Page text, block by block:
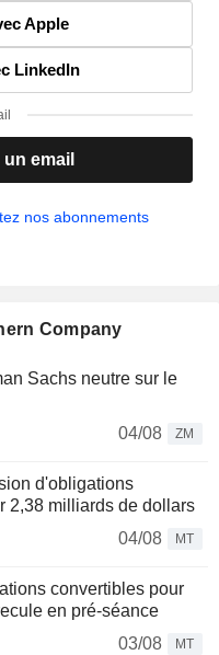
Apple
LinkedIn
email
nos abonnements
Company
Sachs neutre sur le
04/08
ZM
d'obligations
2,38 milliards de dollars
04/08
MT
convertibles pour
en pré-séance
03/08
MT